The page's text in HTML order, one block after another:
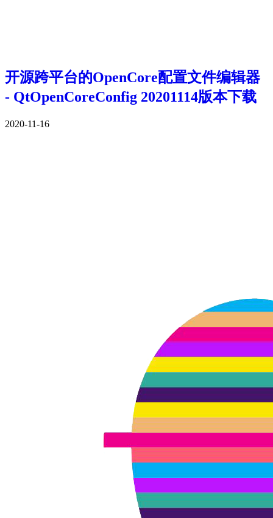
开源跨平台的OpenCore配置文件编辑器
- QtOpenCoreConfig 20201114版本下载
2020-11-16